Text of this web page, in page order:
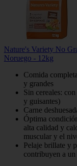
Nature's Variety No
Noruego - 12kg
Comida
y grandes
Sin cereales:
y guisantes)
Carne
Óptima
alta calidad y
muscular y el
Pelaje brillate y
contribuyen a